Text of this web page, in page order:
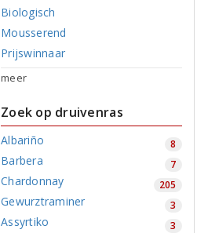
Biologisch
Mousserend
Prijswinnaar
meer
Zoek op druivenras
Albariño 8
Barbera 7
Chardonnay 205
Gewurztraminer 3
Assyrtiko 3